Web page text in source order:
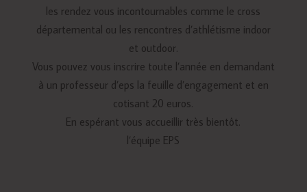
les rendez vous incontournables comme le cross
départemental ou les rencontres d’athlétisme indoor
et outdoor.
Vous pouvez vous inscrire toute l’année en demandant
à un professeur d’eps la feuille d’engagement et en
cotisant 20 euros.
En espérant vous accueillir très bientôt.
l’équipe EPS